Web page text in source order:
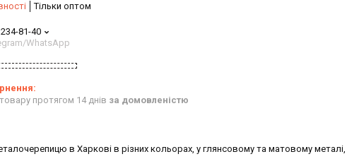
Тільки оптом
81-40
WhatsApp
протягом 14 днів за домовленістю
в Харкові в різних кольорах, у глянсовому та матовому металі,